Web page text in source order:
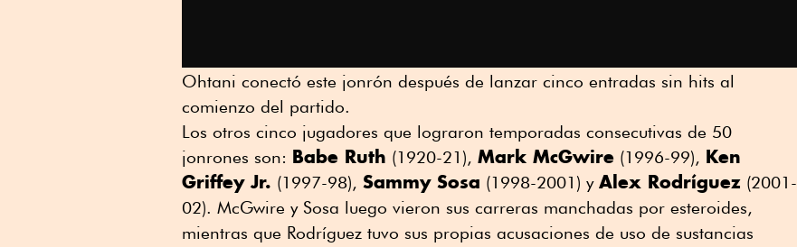
Ohtani conectó este jonrón después de lanzar cinco entradas sin hits al
comienzo del partido.
Los otros cinco jugadores que lograron temporadas consecutivas de 50
jonrones son: Babe Ruth (1920-21), Mark McGwire (1996-99), Ken
Griffey Jr. (1997-98), Sammy Sosa (1998-2001) y Alex Rodríguez (2001-
02). McGwire y Sosa luego vieron sus carreras manchadas por esteroides,
mientras que Rodríguez tuvo sus propias acusaciones de uso de sustancias